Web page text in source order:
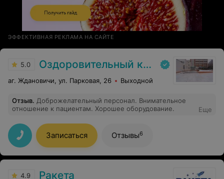
ЭФФЕКТИВНАЯ РЕКЛАМА НА САЙТЕ
5.0 Оздоровительный комплекс Центра подготовки кадров Минлесхоза
аг. Ждановичи, ул. Парковая, 26 Выходной
Отзыв. Доброжелательный персонал. Внимательное
отношение к пациентам. Хорошее оборудование.
Еще
Записаться Отзывы6
4.9 Ракета